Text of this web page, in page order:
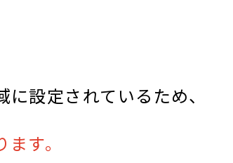
設定されているため、
す。